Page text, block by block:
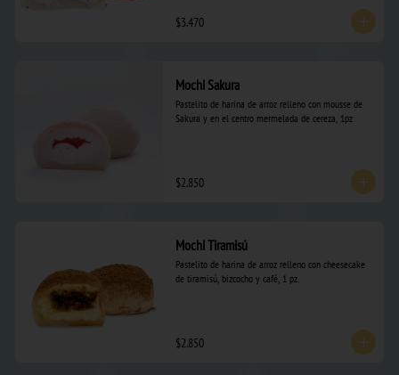
$3.470
Mochi Sakura
Pastelito de harina de arroz relleno con mousse de
Sakura y en el centro mermelada de cereza, 1pz
$2.850
Mochi Tiramisú
Pastelito de harina de arroz relleno con cheesecake
de tiramisú, bizcocho y café, 1 pz.
$2.850